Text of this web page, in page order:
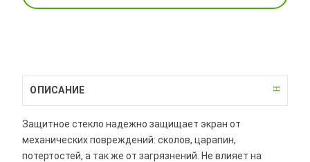
ОПИСАНИЕ
Защитное стекло надежно защищает экран от
механических повреждений: сколов, царапин,
потертостей, а так же от загрязнений. Не влияет на